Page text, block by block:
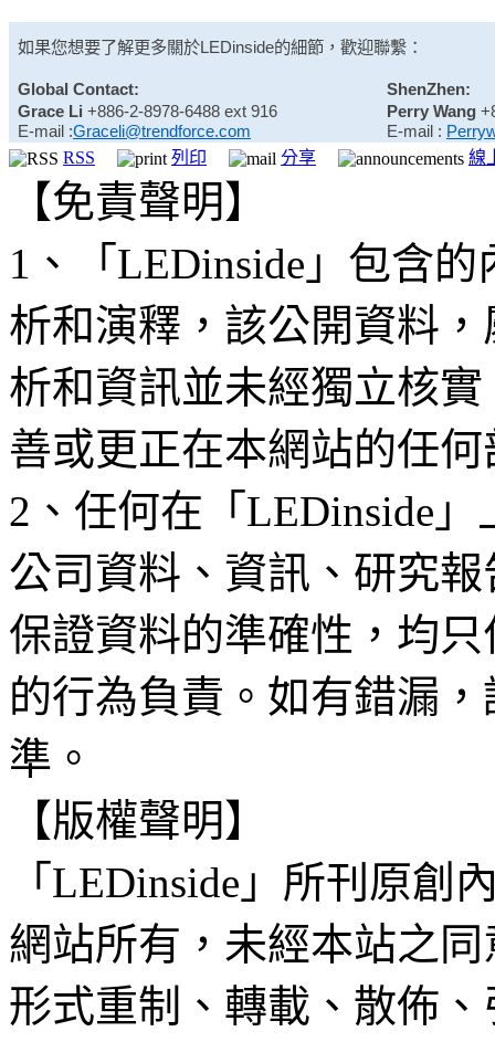
如果您想要了解更多關於LEDinside的細節，歡迎聯繫：
Global Contact:
ShenZhen:
Grace Li +886-2-8978-6488 ext 916
E-mail :Graceli@trendforce.com
Perry Wang
E-mail :
RSS
列印 分享 線
【免責聲明】
1、「LEDinside」包含
析和演釋，該公開資料
析和資訊並未經獨立核
善或更正在本網站的任
2、任何在「LEDinside
公司資料、資訊、研究
保證資料的準確性，均
的行為負責。如有錯漏
準。
【版權聲明】
「LEDinside」所刊原創
網站所有，未經本站之
形式重制、轉載、散佈